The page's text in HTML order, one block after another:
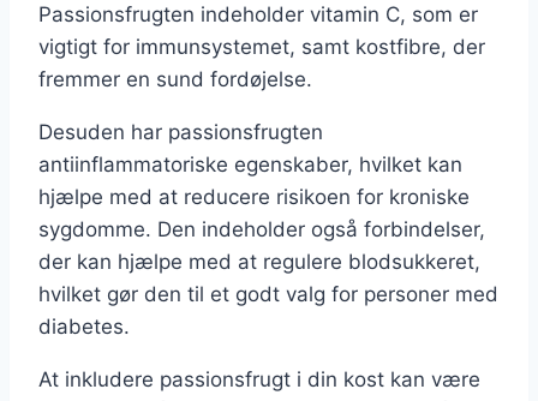
Passionsfrugten indeholder vitamin C, som er
vigtigt for immunsystemet, samt kostfibre, der
fremmer en sund fordøjelse.
Desuden har passionsfrugten
antiinflammatoriske egenskaber, hvilket kan
hjælpe med at reducere risikoen for kroniske
sygdomme. Den indeholder også forbindelser,
der kan hjælpe med at regulere blodsukkeret,
hvilket gør den til et godt valg for personer med
diabetes.
At inkludere passionsfrugt i din kost kan være